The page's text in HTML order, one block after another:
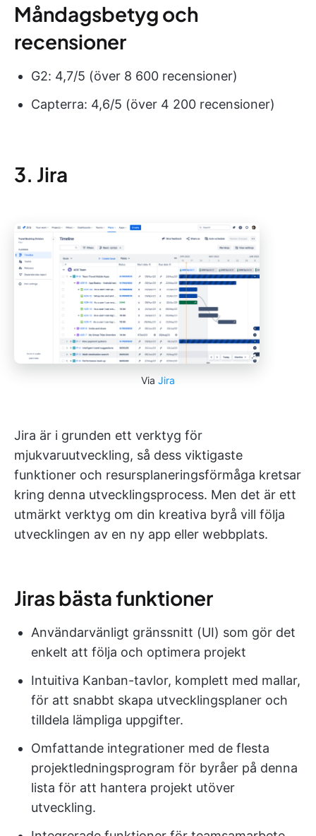
Måndagsbetyg och
recensioner
G2: 4,7/5 (över 8 600 recensioner)
Capterra: 4,6/5 (över 4 200 recensioner)
3. Jira
Via Jira
Jira är i grunden ett verktyg för
mjukvaruutveckling, så dess viktigaste
funktioner och resursplaneringsförmåga kretsar
kring denna utvecklingsprocess. Men det är ett
utmärkt verktyg om din kreativa byrå vill följa
utvecklingen av en ny app eller webbplats.
Jiras bästa funktioner
Användarvänligt gränssnitt (UI) som gör det
enkelt att följa och optimera projekt
Intuitiva Kanban-tavlor, komplett med mallar,
för att snabbt skapa utvecklingsplaner och
tilldela lämpliga uppgifter.
Omfattande integrationer med de flesta
projektledningsprogram för byråer på denna
lista för att hantera projekt utöver
utveckling.